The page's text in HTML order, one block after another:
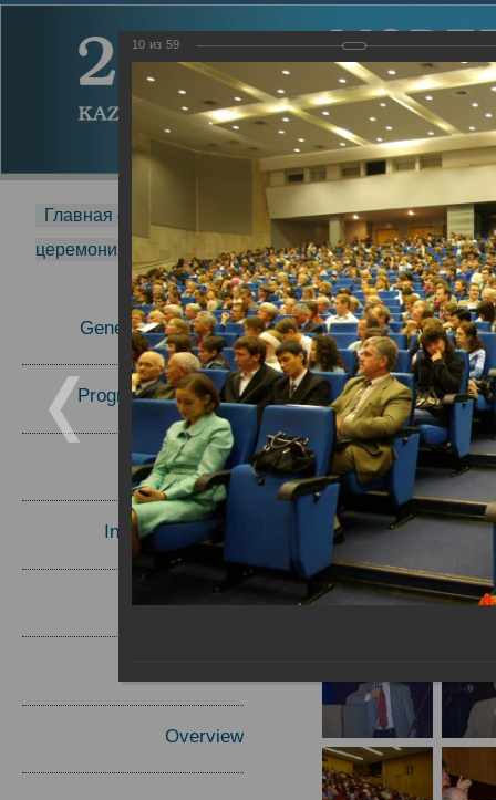
Главная страница MDMR - 2014 - Международная
церемонии вручения премии Zavoisky Award - 2007 г.
General Information
Program Committee
Topics
Invited Speakers
Materials
Overview
Report
2007 г.
10 из 59